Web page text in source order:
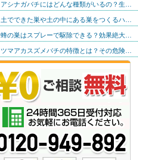
アシナガバチにはどんな種類がいるの？生…
土でできた巣や土の中にある巣をつくるハ…
蜂の巣はスプレーで駆除できる？効果絶大…
ツマアカスズメバチの特徴とは？その危険…